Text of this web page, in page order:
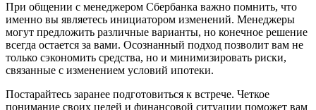
При общении с менеджером Сбербанка важно помнить, что
именно вы являетесь инициатором изменений. Менеджеры
могут предложить различные варианты, но конечное решение
всегда остается за вами. Осознанный подход позволит вам не
только сэкономить средства, но и минимизировать риски,
связанные с изменением условий ипотеки.
Постарайтесь заранее подготовиться к встрече. Четкое
понимание своих целей и финансовой ситуации поможет вам